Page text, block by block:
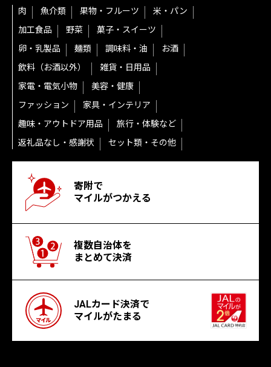
肉 魚介類 果物・フルーツ
米・パン
加工食品
野菜
菓子・スイーツ
卵・乳製品
麺類 調味料・油
お酒
飲料（お酒以外）
雑貨・日用品
家電・電気小物
美容・健康
ファッション
家具・インテリア
趣味・アウトドア用品
旅行・体験など
返礼品なし・感謝状
セット類・その他
寄附で
マイルがつかえる
複数自治体を
まとめて決済
JALカード決済で
マイルがたまる